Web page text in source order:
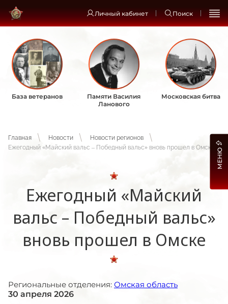
Личный кабинет Поиск
База ветеранов
Памяти Василия
Ланового
Московская битва
Главная Новости
Новости регионов
Ежегодный «Майский вальс – Победный вальс» вновь прошел в Омске
Ежегодный «Майский
вальс – Победный вальс»
вновь прошел в Омске
Региональные отделения: Омская область
30 апреля 2026
МЕНЮ